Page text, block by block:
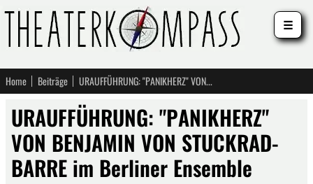
Home Beiträge URAUFFÜHRUNG: "PANIKHERZ" VON BENJAMIN VON STUCKRAD-BARRE im Berliner Ensemble
URAUFFÜHRUNG: "PANIKHERZ"
VON BENJAMIN VON STUCKRAD-
BARRE im Berliner Ensemble
☰